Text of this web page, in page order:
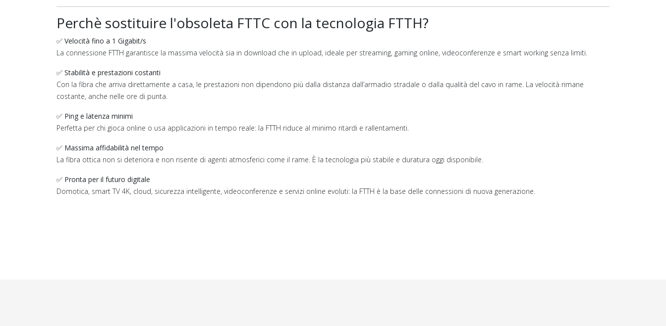
Perchè sostituire l'obsoleta FTTC con la tecnologia FTTH?
✅ Velocità fino a 1 Gigabit/s
La connessione FTTH garantisce la massima velocità sia in download che in upload, ideale per streaming, gaming online, videoconferenze e smart working senza limiti.
✅ Stabilità e prestazioni costanti
Con la fibra che arriva direttamente a casa, le prestazioni non dipendono più dalla distanza dall’armadio stradale o dalla qualità del cavo in rame. La velocità rimane
costante, anche nelle ore di punta.
✅ Ping e latenza minimi
Perfetta per chi gioca online o usa applicazioni in tempo reale: la FTTH riduce al minimo ritardi e rallentamenti.
✅ Massima affidabilità nel tempo
La fibra ottica non si deteriora e non risente di agenti atmosferici come il rame. È la tecnologia più stabile e duratura oggi disponibile.
✅ Pronta per il futuro digitale
Domotica, smart TV 4K, cloud, sicurezza intelligente, videoconferenze e servizi online evoluti: la FTTH è la base delle connessioni di nuova generazione.